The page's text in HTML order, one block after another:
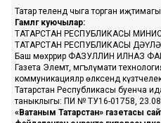
Татар телендә чыга торган
Гамәлгә куючылар:
ТАТАРСТАН РЕСПУБЛИКАСЫ
ТАТАРСТАН РЕСПУБЛИКАСЫ
Баш мөхәррир ФАЗУЛЛИН ИЛНАЗ
Газета Элемтә, мәгълүмати
коммуникацияләр өлкәсендә
Татарстан Республикасы буенча
таныклыгы: ПИ № ТУ16-01758,
«Ватаным Татарстан» газетасы